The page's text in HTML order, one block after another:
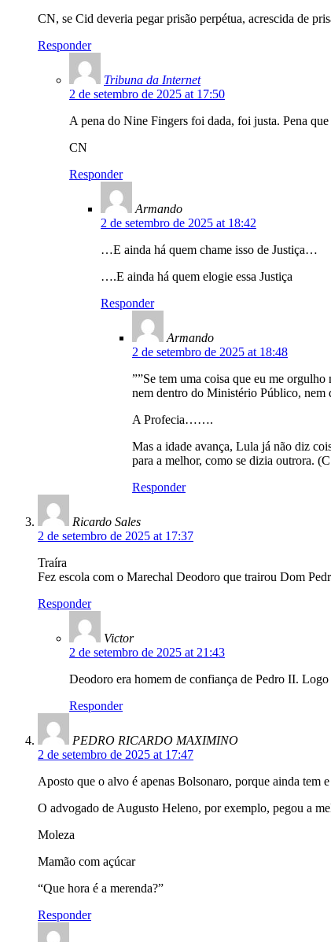
CN, se Cid deveria pegar prisão perpétua, acrescida de
Responder
Tribuna da Internet
2 de setembro de 2025 at 17:50
A pena do Nine Fingers foi dada, foi justa. Pena
CN
Responder
Armando
2 de setembro de 2025 at 18:42
…E ainda há quem chame isso de Justiça…
….E ainda há quem elogie essa Justiça
Responder
Armando
2 de setembro de 2025 at 18:48
””Se tem uma coisa que eu me
nem dentro do Ministério Público, nem
A Profecia…….
Mas a idade avança, Lula já não diz
para a melhor, como se dizia outrora.
Responder
Ricardo Sales
2 de setembro de 2025 at 17:37
Traíra
Fez escola com o Marechal Deodoro que trairou Dom
Responder
Victor
2 de setembro de 2025 at 21:43
Deodoro era homem de confiança de Pedro II.
Responder
PEDRO RICARDO MAXIMINO
2 de setembro de 2025 at 17:47
Aposto que o alvo é apenas Bolsonaro, porque ainda tem
O advogado de Augusto Heleno, por exemplo, pegou a
Moleza
Mamão com açúcar
“Que hora é a merenda?”
Responder